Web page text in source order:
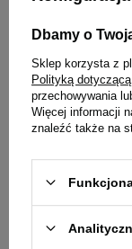
To także
pupila
Dbamy o
Sklep korzysta z
Polityką
przechowywania
Więcej informacji
znaleźć także na